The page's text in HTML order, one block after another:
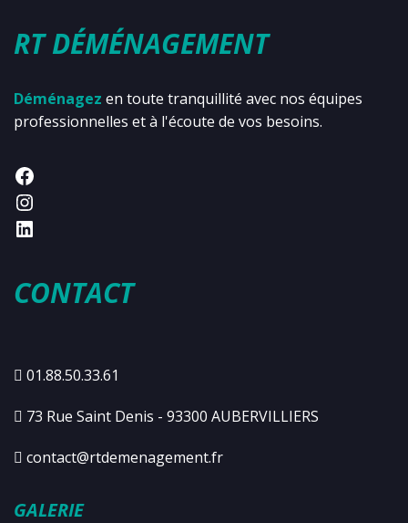
RT DÉMÉNAGEMENT
Déménagez en toute tranquillité avec nos équipes
professionnelles et à l'écoute de vos besoins.
CONTACT
01.88.50.33.61
73 Rue Saint Denis - 93300 AUBERVILLIERS
contact@rtdemenagement.fr
GALERIE